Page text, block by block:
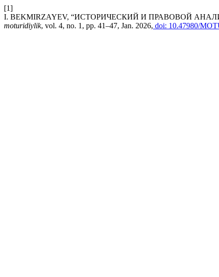
[1]
I. BEKMIRZAYEV, “ИСТОРИЧЕСКИЙ И ПРАВОВОЙ
moturidiylik, vol. 4, no. 1, pp. 41–47, Jan. 2026, doi: 10.47980/